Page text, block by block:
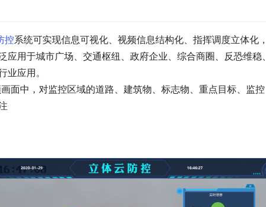
控系统可实现信息可视化、视频信息结构化、指挥调度立体化，
应用于城市广场、交通枢纽、政府企业、综合商圈、反恐维稳、
业应用。